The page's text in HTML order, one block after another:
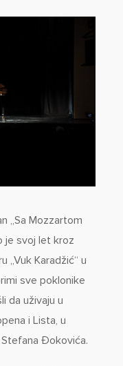
„Sa Mozzartom
je svoj let kroz
„Vuk Karadžić“ u
sve poklonike
da uživaju u
i Lista, u
Đokovića.